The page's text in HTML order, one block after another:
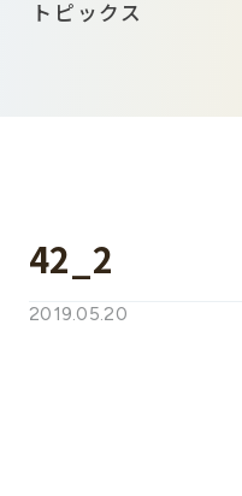
トピックス
42_2
2019.05.20